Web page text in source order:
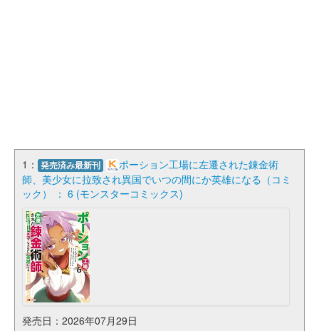
1： 発売済み最新刊
ポーション工場に左遷された錬金術
師、美少女に拉致され異国でいつの間にか英雄になる（コミ
ック） ： 6 (モンスターコミックス)
発売日：2026年07月29日